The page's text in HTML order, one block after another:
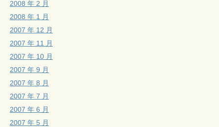
2008 年 2 月
2008 年 1 月
2007 年 12 月
2007 年 11 月
2007 年 10 月
2007 年 9 月
2007 年 8 月
2007 年 7 月
2007 年 6 月
2007 年 5 月